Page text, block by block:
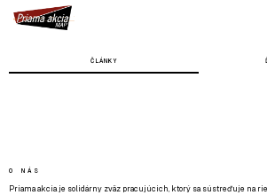
ČLÁNKY
O NÁS
Priama akcia je solidárny zväz pracujúcich, ktorý sa sústreďuje na